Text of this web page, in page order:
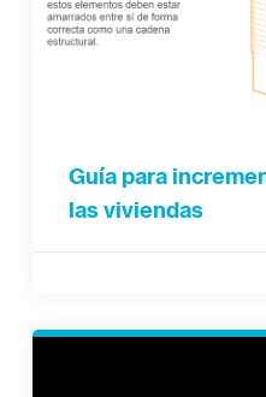
Guía para
las viviendas